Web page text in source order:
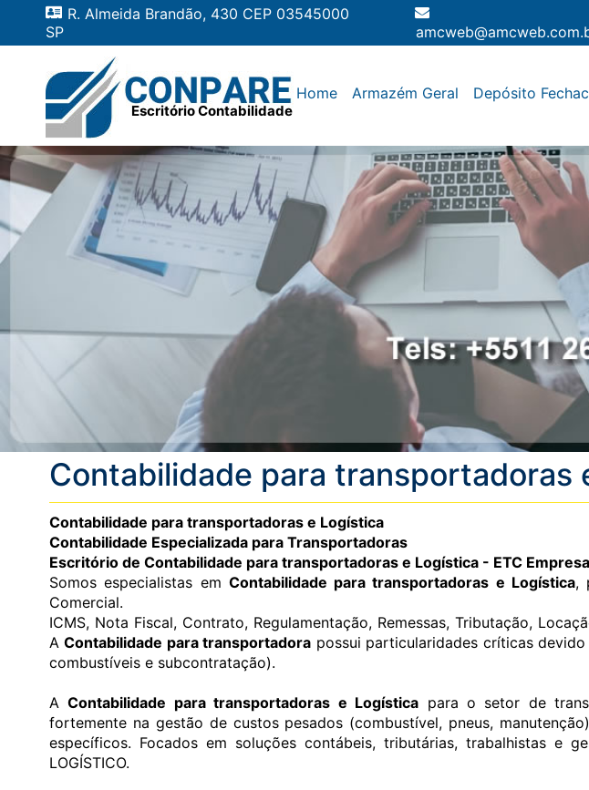
R. Almeida Brandão, 430 CEP 03545000
SP
Home Armazém Geral Depósito
Escritório Contabilidade
Contabilidade para transportadoras
Contabilidade para transportadoras e Logística
Contabilidade Especializada para Transportadoras
Escritório de Contabilidade para transportadoras e Logística - ETC
Somos especialistas em Contabilidade para transportadoras e Logística,
Comercial.
ICMS, Nota Fiscal, Contrato, Regulamentação, Remessas, Tributação,
AContabilidade para transportadora possui particularidades críticas
combustíveis e subcontratação).
AContabilidade para transportadoras e Logística para o setor de
fortemente na gestão de custos pesados (combustível, pneus,
específicos. Focados em soluções contábeis, tributárias, trabalhistas e
LOGÍSTICO.